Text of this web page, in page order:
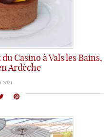
Casino à Vals les Bains,
Ardèche
2021